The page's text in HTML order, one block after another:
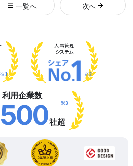
一覧へ 次へ
※1
人事管理
システム
※2
利用企業数
社超
※3